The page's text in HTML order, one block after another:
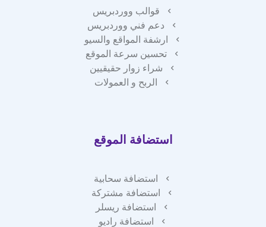
قوالب ووردبريس
دعم فني ووردبريس
ارشفة المواقع والسيو
تحسين سرعة الموقع
شراء زوار حقيقيين
الربح و العمولات
استضافة الموقع
استضافة سحابية
استضافة مشتركة
استضافة ريسلر
استضافة راديو